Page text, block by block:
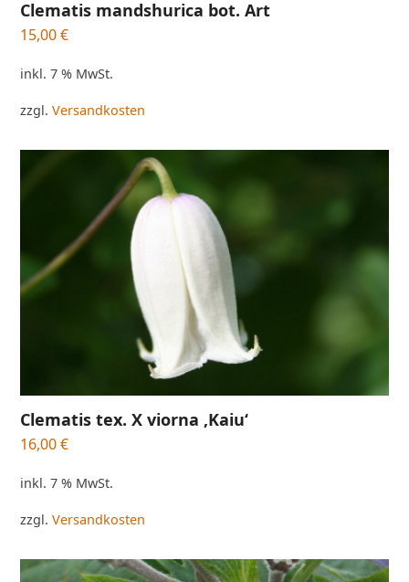
Clematis mandshurica bot. Art
15,00€
inkl. 7 % MwSt.
zzgl.Versandkosten
Clematis tex. X viorna ‚Kaiu‘
16,00€
inkl. 7 % MwSt.
zzgl.Versandkosten